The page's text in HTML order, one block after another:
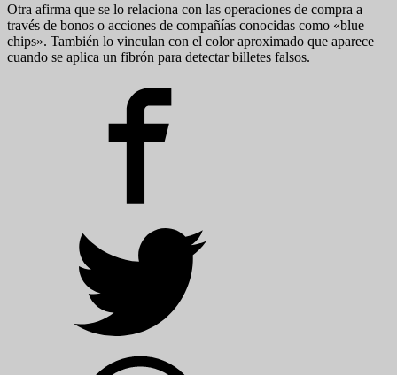
Otra afirma que se lo relaciona con las operaciones de compra a
través de bonos o acciones de compañías conocidas como «blue
chips». También lo vinculan con el color aproximado que aparece
cuando se aplica un fibrón para detectar billetes falsos.